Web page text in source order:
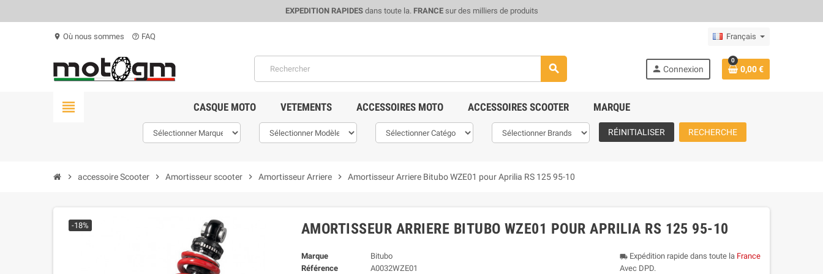
EXPEDITION RAPIDESdans toute la. FRANCEsur des milliers de produits
location_on Où nous sommes help_outline FAQ Français
search person Connexion
0
0,00 €
view_headline CASQUE MOTO VETEMENTS ACCESSOIRES MOTO ACCESSOIRES SCOOTER MARQUE
RÉINITIALISER RECHERCHE
chevron_right accessoire Scooter chevron_right Amortisseur scooter chevron_right Amortisseur Arriere chevron_right Amortisseur Arriere Bitubo WZE01 pour Aprilia RS 125 95-10
-18% AMORTISSEUR ARRIERE BITUBO WZE01 POUR APRILIA RS 125 95-10
Marque
Bitubo
Référence
A0032WZE01
local_shippingExpédition rapide dans toute la France
Avec DPD.